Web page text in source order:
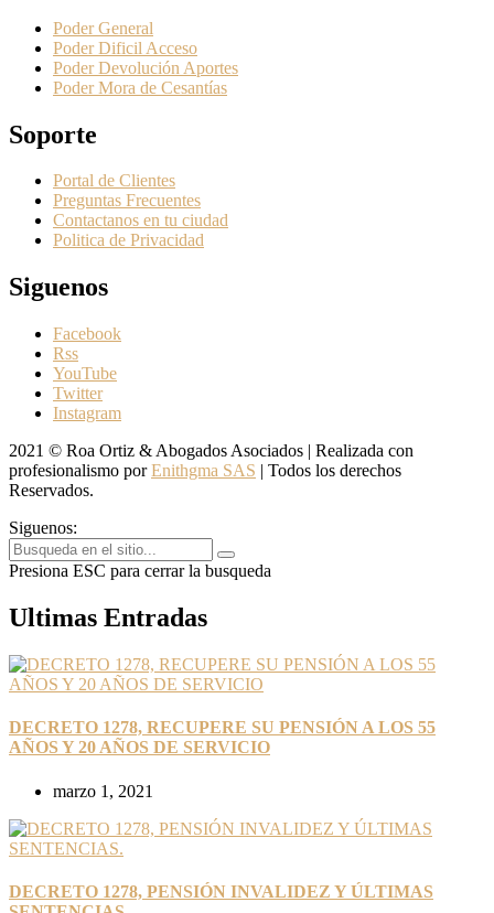
Poder General
Poder Dificil Acceso
Poder Devolución Aportes
Poder Mora de Cesantías
Soporte
Portal de Clientes
Preguntas Frecuentes
Contactanos en tu ciudad
Politica de Privacidad
Siguenos
Facebook
Rss
YouTube
Twitter
Instagram
2021 © Roa Ortiz & Abogados Asociados | Realizada con
profesionalismo porEnithgma SAS | Todos los derechos
Reservados.
Siguenos:
Presiona ESC para cerrar la busqueda
Ultimas Entradas
DECRETO 1278, RECUPERE SU PENSIÓN A LOS 55
AÑOS Y 20 AÑOS DE SERVICIO
marzo 1, 2021
DECRETO 1278, PENSIÓN INVALIDEZ Y ÚLTIMAS